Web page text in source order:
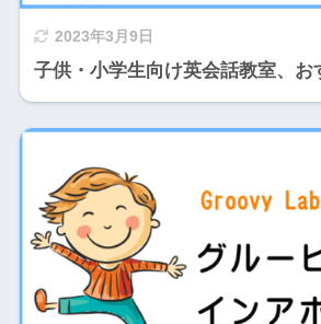
2023年3月9日
子供・小学生向け英会話教室、お